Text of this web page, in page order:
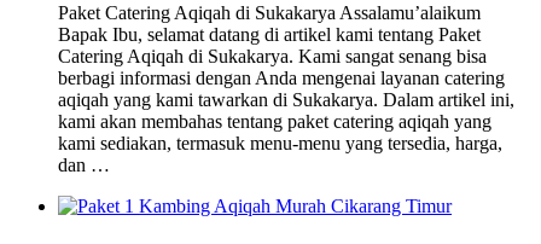
Paket Catering Aqiqah di Sukakarya Assalamu’alaikum
Bapak Ibu, selamat datang di artikel kami tentang Paket
Catering Aqiqah di Sukakarya. Kami sangat senang bisa
berbagi informasi dengan Anda mengenai layanan catering
aqiqah yang kami tawarkan di Sukakarya. Dalam artikel ini,
kami akan membahas tentang paket catering aqiqah yang
kami sediakan, termasuk menu-menu yang tersedia, harga,
dan …